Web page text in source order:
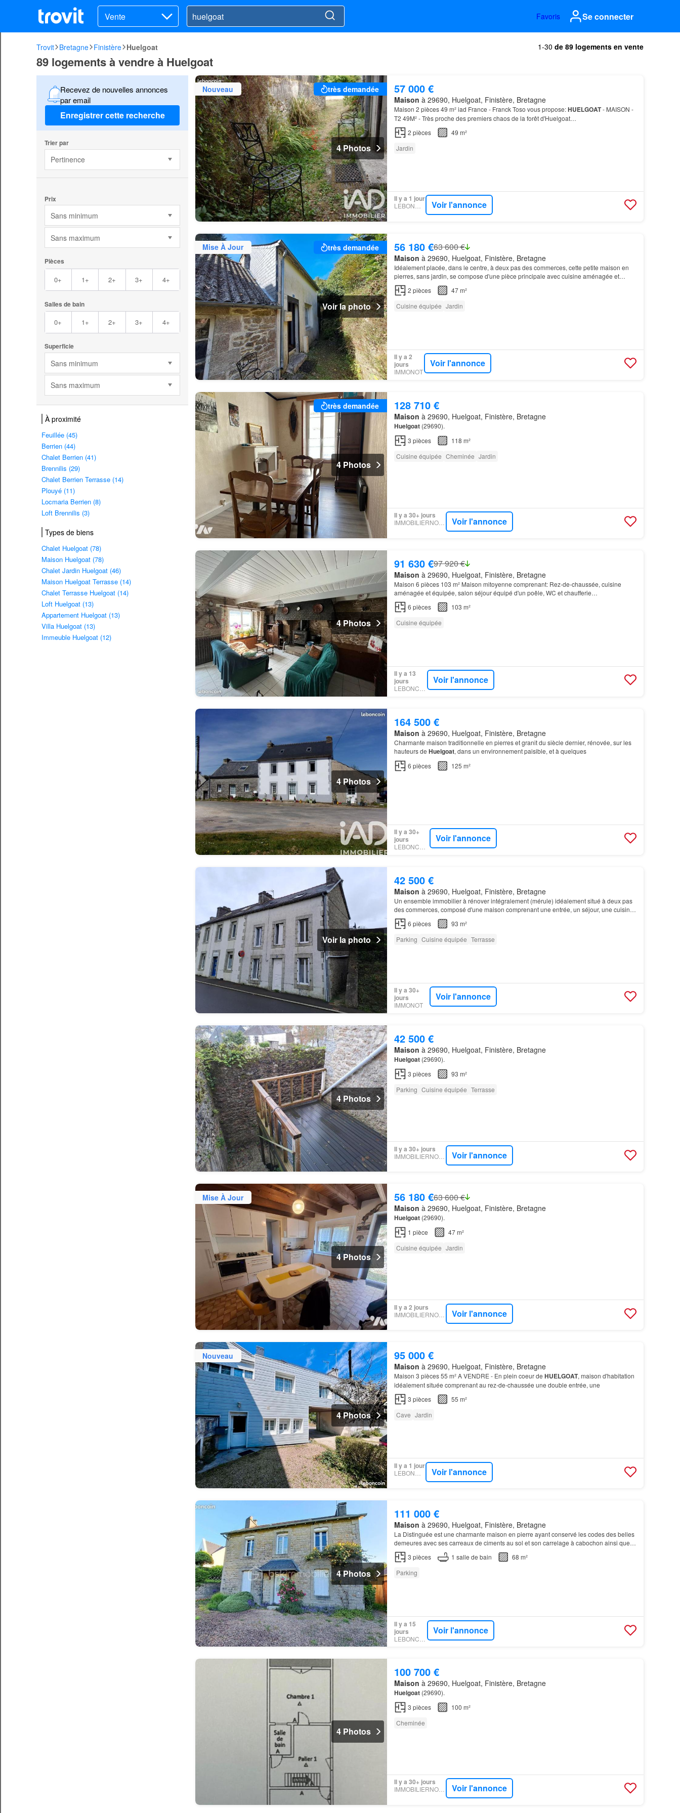
Vente Favoris Se connecter
Trovit Bretagne Finistère Huelgoat 1-30 de 89 logements en vente
89 logements à vendre à Huelgoat
Recevez de nouvelles annonces
par email
Enregistrer cette recherche
Trier par
Pertinence
Prix
Sans minimum
Sans maximum
Pièces
0+ 1+ 2+ 3+ 4+
Salles de bain
0+ 1+ 2+ 3+ 4+
Superficie
Sans minimum
Sans maximum
À proximité
Feuillée (45)
Berrien (44)
Chalet Berrien (41)
Brennilis (29)
Chalet Berrien Terrasse (14)
Plouyé (11)
Locmaria Berrien (8)
Loft Brennilis (3)
Types de biens
Chalet Huelgoat (78)
Maison Huelgoat (78)
Chalet Jardin Huelgoat (46)
Maison Huelgoat Terrasse (14)
Chalet Terrasse Huelgoat (14)
Loft Huelgoat (13)
Appartement Huelgoat (13)
Villa Huelgoat (13)
Immeuble Huelgoat (12)
Nouveau très demandée
4 Photos
57 000 €
Maison à 29690, Huelgoat, Finistère, Bretagne
Maison 2 pièces 49 m² iad France - Franck Toso vous propose:HUELGOAT- MAISON -
T2 49M² - Très proche des premiers chaos de la forêt d'Huelgoat…
2 pièces
49 m²
Jardin
Il y a 1 jour
LEBONCOIN Voir l'annonce
Mise À Jour très demandée
Voir la photo
56 180 €63 600 €
Maison à 29690, Huelgoat, Finistère, Bretagne
Idéalement placée, dans le centre, à deux pas des commerces, cette petite maison en
pierres, sans jardin, se compose d'une pièce principale avec cuisine aménagée et
équipée, dégagement avec couloir et rangements, une salle de…
2 pièces
47 m²
Cuisine équipée Jardin
Il y a 2
jours
IMMONOT
Voir l'annonce
très demandée
4 Photos
128 710 €
Maison à 29690, Huelgoat, Finistère, Bretagne
Huelgoat(29690).
3 pièces
118 m²
Cuisine équipée Cheminée Jardin
Il y a 30+ jours
IMMOBILIERNOTAIRES Voir l'annonce
4 Photos
91 630 €97 920 €
Maison à 29690, Huelgoat, Finistère, Bretagne
Maison 6 pièces 103 m² Maison mitoyenne comprenant: Rez-de-chaussée, cuisine
aménagée et équipée, salon séjour équipé d'un poêle, WC et chaufferie…
6 pièces
103 m²
Cuisine équipée
Il y a 13
jours
LEBONCOIN
Voir l'annonce
4 Photos
164 500 €
Maison à 29690, Huelgoat, Finistère, Bretagne
Charmante maison traditionnelle en pierres et granit du siècle dernier, rénovée, sur les
hauteurs de Huelgoat, dans un environnement paisible, et à quelques
6 pièces 125 m²
Il y a 30+
jours
LEBONCOIN
Voir l'annonce
Voir la photo
42 500 €
Maison à 29690, Huelgoat, Finistère, Bretagne
Un ensemble immobilier à rénover intégralement (mérule) idéalement situé à deux pas
des commerces, composé d'une maison comprenant une entrée, un séjour, une cuisine
aménagée et équipée, un wc avec point d'eau…
6 pièces
93 m²
Parking Cuisine équipée Terrasse
Il y a 30+
jours
IMMONOT
Voir l'annonce
4 Photos
42 500 €
Maison à 29690, Huelgoat, Finistère, Bretagne
Huelgoat(29690).
3 pièces
93 m²
Parking Cuisine équipée Terrasse
Il y a 30+ jours
IMMOBILIERNOTAIRES Voir l'annonce
Mise À Jour
4 Photos
56 180 €63 600 €
Maison à 29690, Huelgoat, Finistère, Bretagne
Huelgoat(29690).
1 pièce
47 m²
Cuisine équipée Jardin
Il y a 2 jours
IMMOBILIERNOTAIRES Voir l'annonce
Nouveau
4 Photos
95 000 €
Maison à 29690, Huelgoat, Finistère, Bretagne
Maison 3 pièces 55 m² A VENDRE - En plein coeur de HUELGOAT, maison d'habitation
idéalement située comprenant au rez-de-chaussée une double entrée, une
3 pièces
55 m²
Cave Jardin
Il y a 1 jour
Voir l'annonce
4 Photos
111 000 €
Maison à 29690, Huelgoat, Finistère, Bretagne
La Distinguée est une charmante maison en pierre ayant conservé les codes des belles
demeures avec ses carreaux de ciments au sol et son carrelage à cabochon ainsi que
de beaux parquets à retrouver à l'étage…
3 pièces 1 salle de bain
68 m²
Parking
Il y a 15
jours
Voir l'annonce
4 Photos
100 700 €
Maison à 29690, Huelgoat, Finistère, Bretagne
Huelgoat(29690).
3 pièces
100 m²
Cheminée
Il y a 30+ jours
IMMOBILIERNOTAIRES Voir l'annonce